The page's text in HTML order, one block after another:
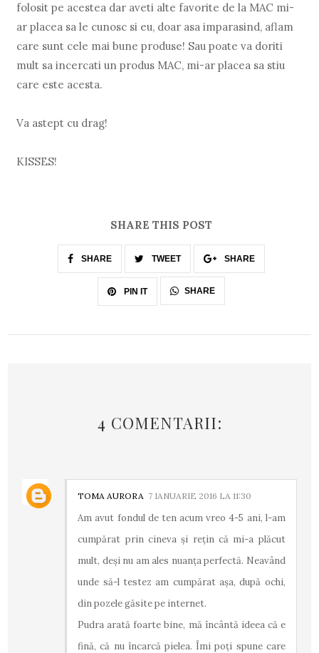
folosit pe acestea dar aveti alte favorite de la MAC mi-
ar placea sa le cunosc si eu, doar asa imparasind, aflam
care sunt cele mai bune produse! Sau poate va doriti
mult sa incercati un produs MAC, mi-ar placea sa stiu
care este acesta.
Va astept cu drag!
KISSES!
SHARE THIS POST
SHARE TWEET SHARE
PIN IT SHARE
4 COMENTARII:
TOMA AURORA 7 IANUARIE 2016 LA 11:30
Am avut fondul de ten acum vreo 4-5 ani, l-am
cumpărat prin cineva și rețin că mi-a plăcut
mult, deși nu am ales nuanța perfectă. Neavând
unde să-l testez am cumpărat așa, după ochi,
din pozele găsite pe internet.
Pudra arată foarte bine, mă încântă ideea că e
fină, că nu încarcă pielea. Îmi poți spune care